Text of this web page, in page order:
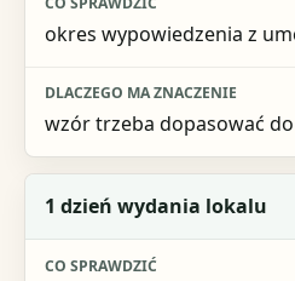
okres wypowiedzenia z
wzór trzeba dopasować
1 dzień wydania lokalu